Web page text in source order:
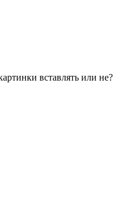
вставлять или не?